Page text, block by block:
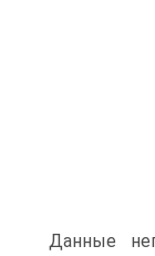
Данные